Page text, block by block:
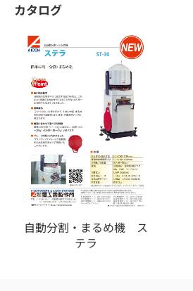
カタログ
自動分割・まるめ機 ス
テラ